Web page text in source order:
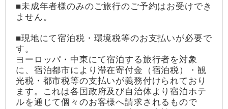
■未成年者様のみのご旅行のご予約はお受けでき
ません。
■現地にて宿泊税・環境税等のお支払いが必要で
す。
ヨーロッパ・中東にて宿泊する旅行者を対象
に、宿泊都市により滞在寄付金（宿泊税）・観
光税・都市税等の支払いが義務付けられており
ます。これは各国政府及び自治体より宿泊ホテ
ルを通じて個々のお客様へ請求されるもので